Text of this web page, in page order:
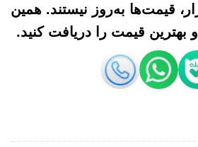
قیمت‌ها به‌روز نیستند. همین
بهترین قیمت را دریافت کنید.